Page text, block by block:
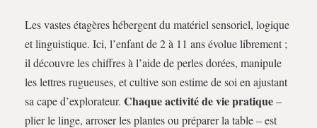
Les vastes étagères hébergent du matériel sensoriel, logique
et linguistique. Ici, l’enfant de 2 à 11 ans évolue librement ;
il découvre les chiffres à l’aide de perles dorées, manipule
les lettres rugueuses, et cultive son estime de soi en ajustant
sa cape d’explorateur. Chaque activité de vie pratique–
plier le linge, arroser les plantes ou préparer la table – est